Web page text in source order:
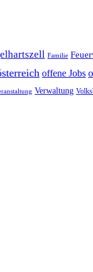
Familie
offene Jobs
Verwaltung